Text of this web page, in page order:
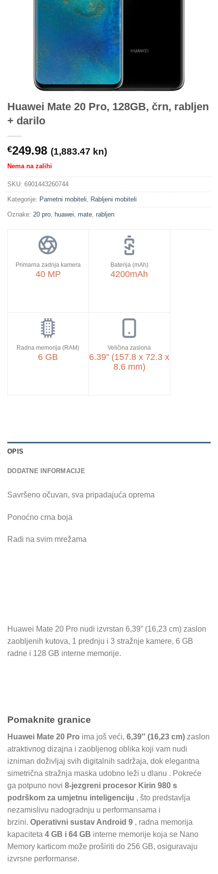
Huawei Mate 20 Pro, 128GB, črn, rabljen
+ darilo
€249.98 (1,883.47 kn)
Nema na zalihi
SKU: 6901443260744
Kategorije: Pametni mobiteli Rabljeni mobiteli
Oznake: 20 pro huawei mate rabljen
Primarna zadnja kamera
40 MP
Baterija (mAh)
4200mAh
Radna memorija (RAM)
6 GB
Veličina zaslona
6.39" (157.8 x 72.3 x
8.6 mm)
OPIS
DODATNE INFORMACIJE
Savršeno očuvan, sva pripadajuća oprema
Ponoćno crna boja
Radi na svim mrežama
Huawei Mate 20 Pro nudi izvrstan 6,39” (16,23 cm) zaslon
zaobljenih kutova, 1 prednju i 3 stražnje kamere, 6 GB
radne i 128 GB interne memorije.
Pomaknite granice
Huawei Mate 20 Pro ima još veći, 6,39″ (16,23 cm) zaslon
atraktivnog dizajna i zaobljenog oblika koji vam nudi
izniman doživljaj svih digitalnih sadržaja, dok elegantna
simetrična stražnja maska ​​udobno leži u dlanu . Pokreće
ga potpuno novi 8-jezgreni procesor Kirin 980 s
podrškom za umjetnu inteligenciju , što predstavlja
nezamislivu nadogradnju u performansama i
brzini. Operativni sustav Android 9 , radna memorija
kapaciteta 4 GB i 64 GB interne memorije koja se Nano
Memory karticom može proširiti do 256 GB, osiguravaju
izvrsne performanse.